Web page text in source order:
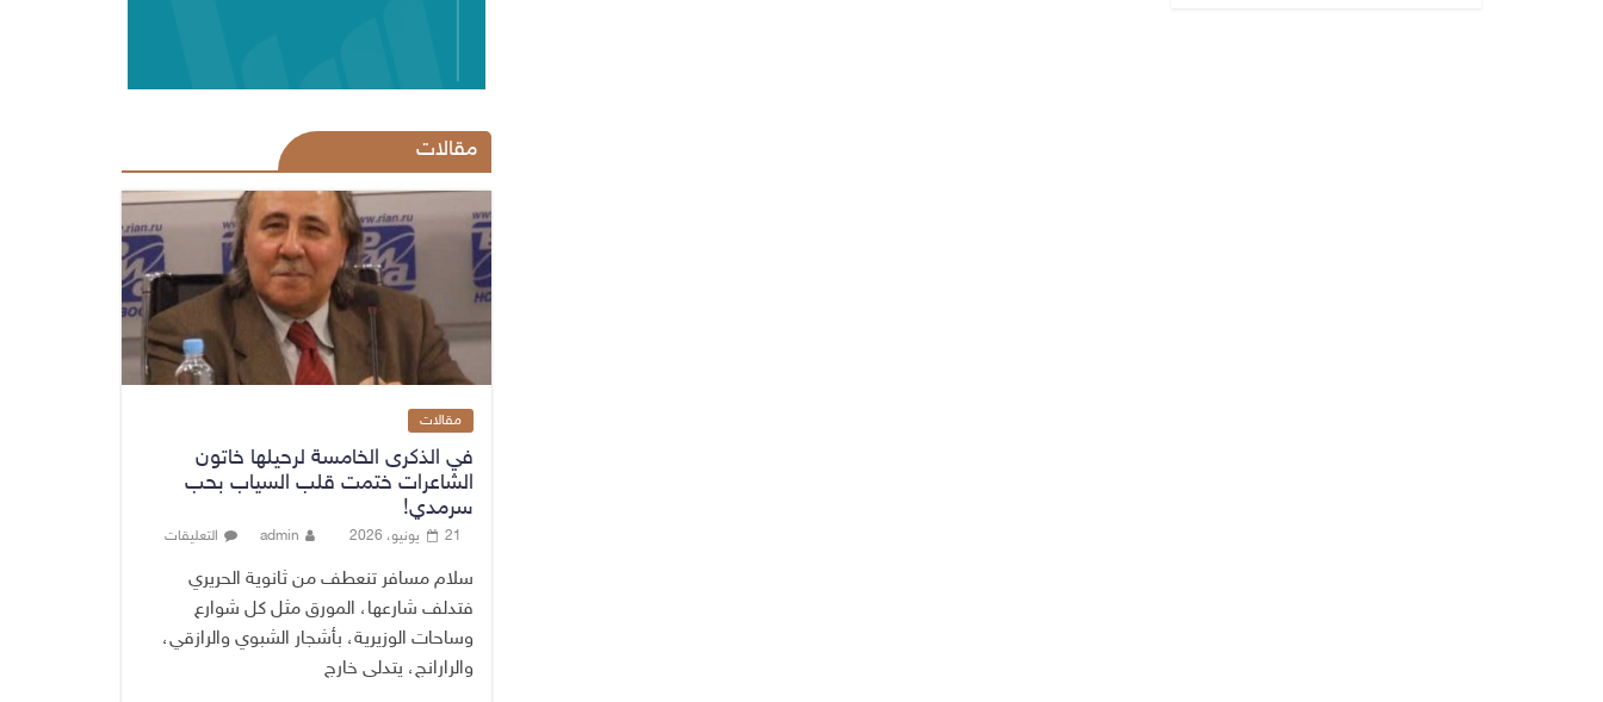
مقالات
مقالات
في الذكرى الخامسة لرحيلها خاتون
الشاعرات ختمت قلب السياب بحب
سرمدي!
21 يونيو، 2026 admin التعليقات
سلام مسافر تنعطف من ثانوية الحريري
فتدلف شارعها، المورق مثل كل شوارع
وساحات الوزيرية، بأشجار الشبوي والرازقي،
والرارانج، يتدلى خارج